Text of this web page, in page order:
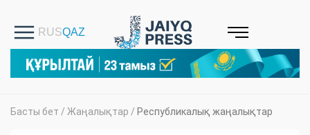
Басты бет / Жаңалықтар / Республикалық жаңалықтар